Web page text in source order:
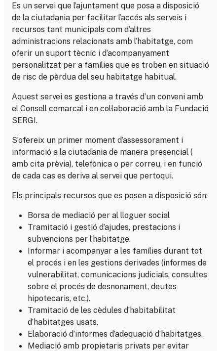
Es un servei que l’ajuntament que posa a disposició
de la ciutadania per facilitar l’accés als serveis i
recursos tant municipals com d’altres
administracions relacionats amb l’habitatge, com
oferir un suport tècnic i d’acompanyament
personalitzat per a famílies que es troben en situació
de risc de pèrdua del seu habitatge habitual.
Aquest servei es gestiona a través d’un conveni amb
el Consell comarcal i en col·laboració amb la Fundació
SERGI.
S’ofereix un primer moment d’assessorament i
informació a la ciutadania de manera presencial (
amb cita prèvia), telefònica o per correu, i en funció
de cada cas es deriva al servei que pertoqui.
Els principals recursos que es posen a disposició són:
Borsa de mediació per al lloguer social
Tramitació i gestió d’ajudes, prestacions i
subvencions per l’habitatge.
Informar i acompanyar a les famílies durant tot
el procés i en les gestions derivades (informes de
vulnerabilitat, comunicacions judicials, consultes
sobre el procés de desnonament, deutes
hipotecaris, etc.).
Tramitació de les cèdules d’habitabilitat
d’habitatges usats.
Elaboració d’informes d’adequació d’habitatges.
Mediació amb propietaris privats per evitar